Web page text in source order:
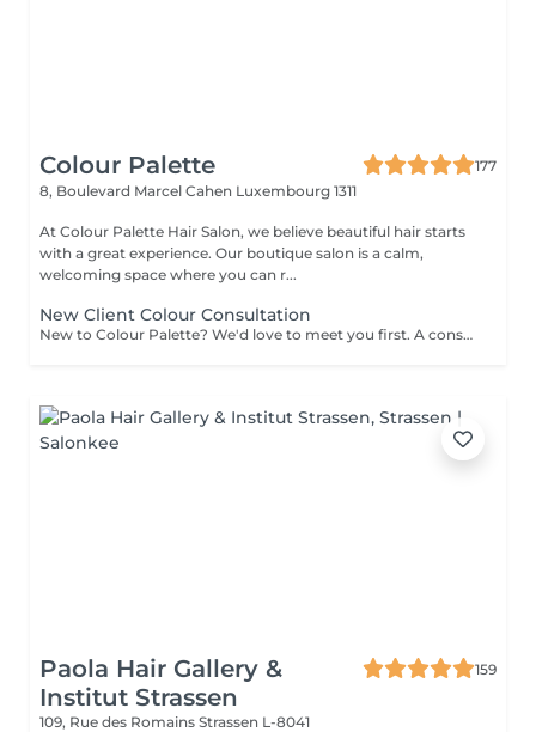
Colour Palette
177
8, Boulevard Marcel Cahen Luxembourg 1311
At Colour Palette Hair Salon, we believe beautiful hair starts
with a great experience. Our boutique salon is a calm,
welcoming space where you can r...
New Client Colour Consultation
New to Colour Palette? We'd love to meet you first. A consultation is required before booking any new colour service, including highlights, balayage, blonding, and colour transformations. During your consultation, we'll discuss your hair goals, assess your hair, and create a personalised colour plan together. Solid root retouch appointments are exempt from this requirement. Ideal for: Major colour changes Colour corrections First-time lightening or blonding Extension inquiries Unsure clients
Paola Hair Gallery &
Institut Strassen
159
109, Rue des Romains Strassen L-8041